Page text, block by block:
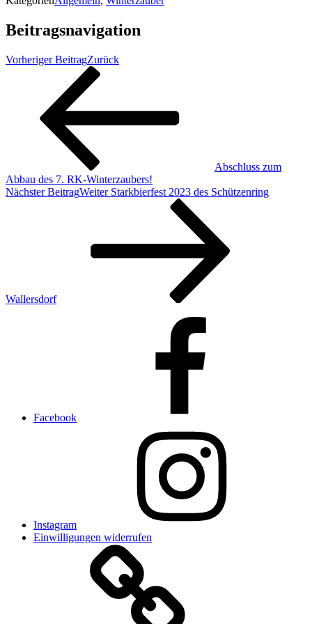
Beitragsnavigation
Vorheriger BeitragZurück
Abschluss zum
Abbau des 7. RK-Winterzaubers!
Nächster BeitragWeiter Starkbierfest 2023 des Schützenring
Wallersdorf
Facebook
Instagram
Einwilligungen widerrufen